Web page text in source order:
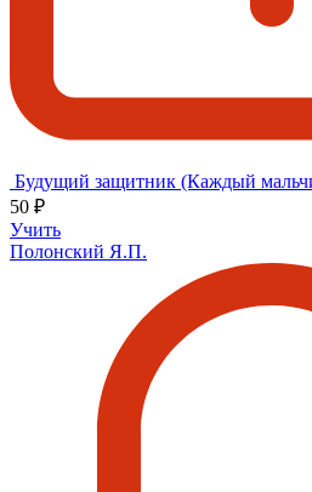
Будущий защитник (Каждый
50 ₽
Учить
Полонский Я.П.